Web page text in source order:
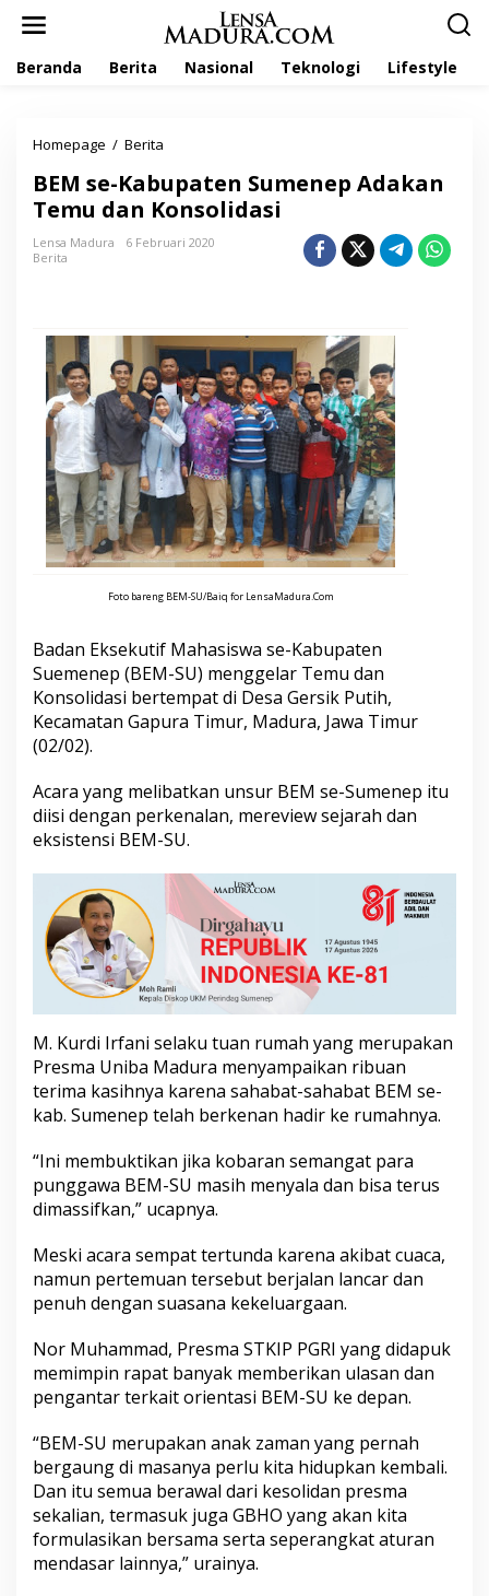
Beranda Berita Nasional Teknologi Lifestyle
Homepage / Berita
M
s
e
-
p
a
t
e
n
S
u
m
e
e
p
d
a
n
T
e
m
a
n
K
o
n
s
o
a
s
BEM se-Kabupaten Sumenep Adakan
Temu dan Konsolidasi
Lensa Madura
6 Februari 2020
Berita
Foto bareng BEM-SU/Baiq for LensaMadura.Com
Badan Eksekutif Mahasiswa se-Kabupaten
Suemenep (BEM-SU) menggelar Temu dan
Konsolidasi bertempat di Desa Gersik Putih,
Kecamatan Gapura Timur, Madura, Jawa Timur
(02/02).
Acara yang melibatkan unsur BEM se-Sumenep itu
diisi dengan perkenalan, mereview sejarah dan
eksistensi BEM-SU.
M. Kurdi Irfani selaku tuan rumah yang merupakan
Presma Uniba Madura menyampaikan ribuan
terima kasihnya karena sahabat-sahabat BEM se-
kab. Sumenep telah berkenan hadir ke rumahnya.
“Ini membuktikan jika kobaran semangat para
punggawa BEM-SU masih menyala dan bisa terus
dimassifkan,” ucapnya.
Meski acara sempat tertunda karena akibat cuaca,
namun pertemuan tersebut berjalan lancar dan
penuh dengan suasana kekeluargaan.
Nor Muhammad, Presma STKIP PGRI yang didapuk
memimpin rapat banyak memberikan ulasan dan
pengantar terkait orientasi BEM-SU ke depan.
“BEM-SU merupakan anak zaman yang pernah
bergaung di masanya perlu kita hidupkan kembali.
Dan itu semua berawal dari kesolidan presma
sekalian, termasuk juga GBHO yang akan kita
formulasikan bersama serta seperangkat aturan
mendasar lainnya,” urainya.